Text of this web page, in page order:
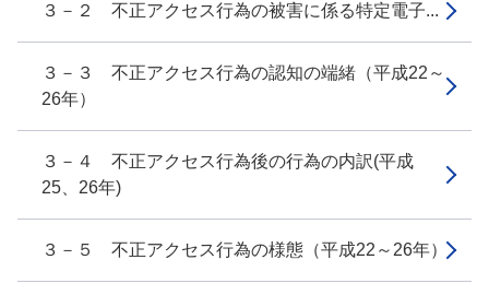
３－２ 不正アクセス行為の被害に係る特定電子...
３－３ 不正アクセス行為の認知の端緒（平成22～
26年）
３－４ 不正アクセス行為後の行為の内訳(平成
25、26年)
３－５ 不正アクセス行為の様態（平成22～26年）